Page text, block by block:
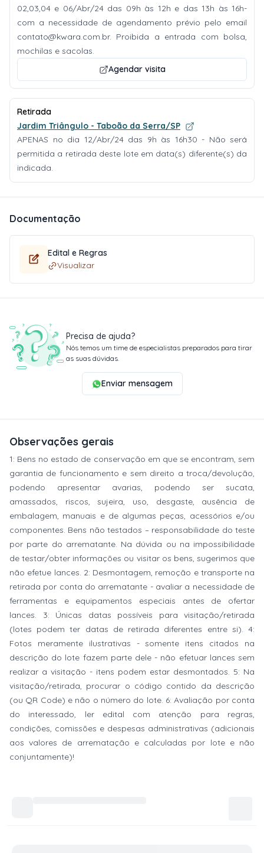
02,03,04 e 06/Abr/24 das 09h às 12h e das 13h às 16h-
com a necessidade de agendamento prévio pelo email
contato@kwara.com.br. Proibida a entrada com bolsa,
mochilas e sacolas.
Agendar visita
Retirada
Jardim Triângulo - Taboão da Serra/SP
APENAS no dia 12/Abr/24 das 9h às 16h30 - Não será
permitida a retirada deste lote em data(s) diferente(s) da
indicada.
Documentação
Edital e Regras
Visualizar
Precisa de ajuda?
Nós temos um time de especialistas preparados para tirar
as suas dúvidas.
Enviar mensagem
Observações gerais
1: Bens no estado de conservação em que se encontram, sem
garantia de funcionamento e sem direito a troca/devolução,
podendo apresentar avarias, podendo ser sucata,
amassados, riscos, sujeira, uso, desgaste, ausência de
embalagem, manuais e de algumas peças, acessórios e/ou
componentes. Bens não testados – responsabilidade do teste
por parte do arrematante. Na dúvida ou na impossibilidade
de testar/obter informações ou visitar os bens, sugerimos que
não efetue lances. 2: Desmontagem, remoção e transporte na
retirada por conta do arrematante - avaliar a necessidade de
ferramentas e equipamentos especiais antes de ofertar
lances. 3: Únicas datas possíveis para visitação/retirada
(lotes podem ter datas de retirada diferentes entre si). 4:
Fotos meramente ilustrativas - somente itens citados na
descrição do lote fazem parte dele - não efetuar lances sem
realizar a visitação - itens podem estar desmontados. 5: Na
visitação/retirada, procurar o código contido da descrição
(ou QR Code) e não o número do lote. 6: Avaliação por conta
do interessado, ler edital com atenção para regras,
condições, comissões e despesas administrativas (adicionais
aos valores de arrematação e calculadas por lote e não
conjuntamente)!